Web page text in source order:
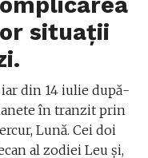
situații
din 14 iulie după-
în tranzit prin
Lună. Cei doi
al zodiei Leu și,